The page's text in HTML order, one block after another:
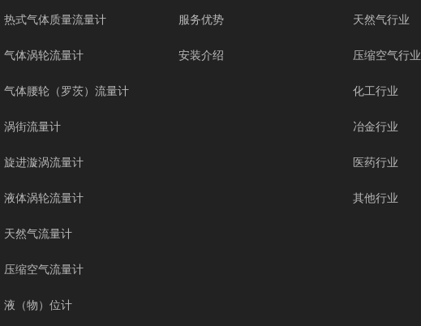
热式气体质量流量计
气体涡轮流量计
气体腰轮（罗茨）流量计
涡街流量计
旋进漩涡流量计
液体涡轮流量计
天然气流量计
压缩空气流量计
液（物）位计
服务优势
安装介绍
天然气行业
压缩空气行业
化工行业
冶金行业
医药行业
其他行业